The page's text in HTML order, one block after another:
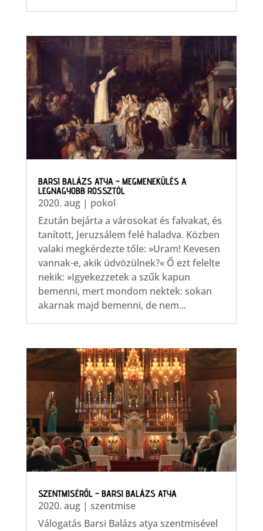
BARSI BALÁZS ATYA – MEGMENEKÜLÉS A
LEGNAGYOBB ROSSZTÓL
2020. aug| pokol
Ezután bejárta a városokat és falvakat, és
tanított, Jeruzsálem felé haladva. Közben
valaki megkérdezte tőle: »Uram! Kevesen
vannak-e, akik üdvözülnek?« Ő ezt felelte
nekik: »Igyekezzetek a szűk kapun
bemenni, mert mondom nektek: sokan
akarnak majd bemenni, de nem...
SZENTMISÉRŐL – BARSI BALÁZS ATYA
2020. aug| szentmise
Válogatás Barsi Balázs atya szentmisével